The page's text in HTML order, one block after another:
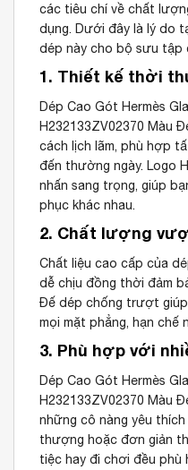
các tiêu chí về chất
dụng. Dưới đây là lý do
dép này cho bộ sưu tập
1. Thiết kế thời
Dép Cao Gót Hermès
H232133ZV02370 Màu
cách lịch lãm, phù hợp
đến thường ngày. Logo
nhấn sang trọng, giúp
phục khác nhau.
2. Chất lượng
Chất liệu cao cấp của
dễ chịu đồng thời đảm
Đế dép chống trượt
mọi mặt phẳng, hạn chế
3. Phù hợp với
Dép Cao Gót Hermès
H232133ZV02370 Màu
những cô nàng yêu
thượng hoặc đơn giản
tiệc hay đi chơi đều phù